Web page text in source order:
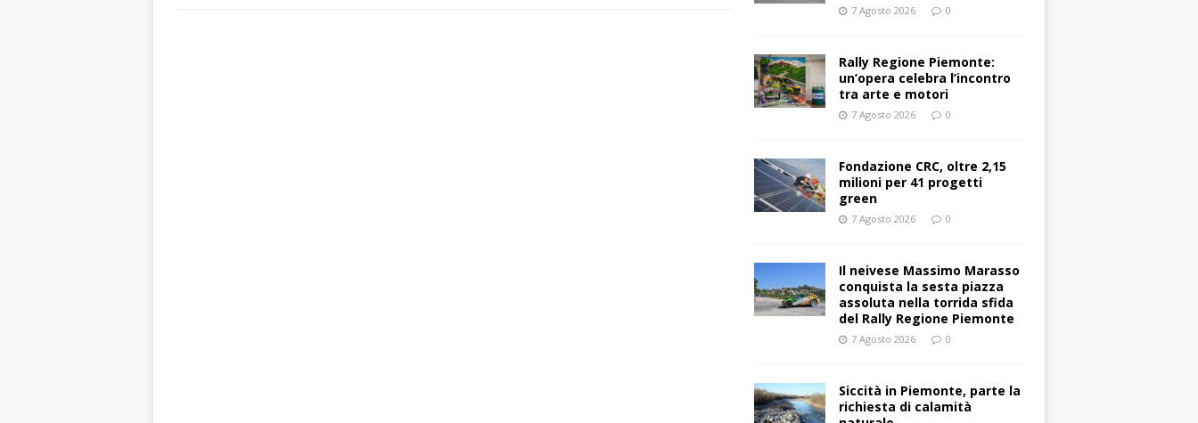
7 Agosto 2026 0
Rally Regione Piemonte:
un’opera celebra l’incontro
tra arte e motori
7 Agosto 2026 0
Fondazione CRC, oltre 2,15
milioni per 41 progetti
green
7 Agosto 2026 0
Il neivese Massimo Marasso
conquista la sesta piazza
assoluta nella torrida sfida
del Rally Regione Piemonte
7 Agosto 2026 0
Siccità in Piemonte, parte la
richiesta di calamità